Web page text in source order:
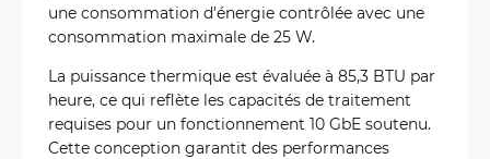
une consommation d'énergie contrôlée avec une
consommation maximale de 25 W.
La puissance thermique est évaluée à 85,3 BTU par
heure, ce qui reflète les capacités de traitement
requises pour un fonctionnement 10 GbE soutenu.
Cette conception garantit des performances